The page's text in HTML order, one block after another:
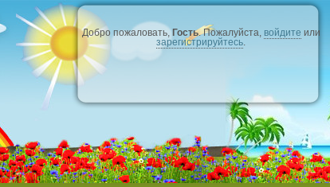
Добро пожаловать,Гость. Пожалуйста, войдите или
зарегистрируйтесь.